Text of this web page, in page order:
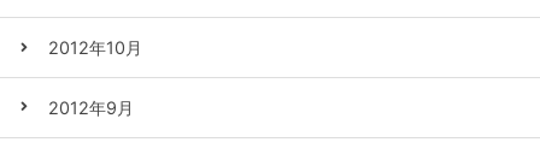
2012年10月
2012年9月